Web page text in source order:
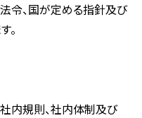
令、国が定める指針及び
。
内規則、社内体制及び